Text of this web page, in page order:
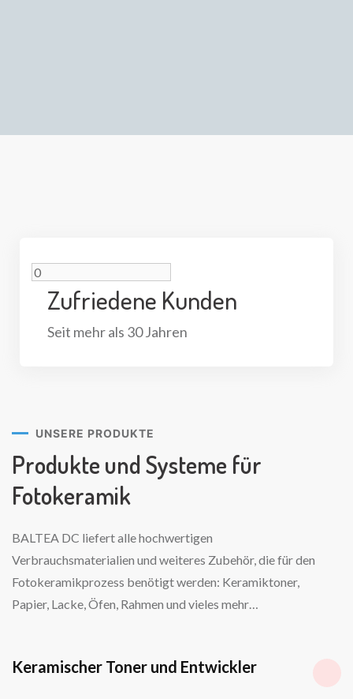
Zufriedene Kunden
Seit mehr als 30 Jahren
UNSERE PRODUKTE
Produkte und Systeme für
Fotokeramik
BALTEA DC liefert alle hochwertigen
Verbrauchsmaterialien und weiteres Zubehör, die für den
Fotokeramikprozess benötigt werden: Keramiktoner,
Papier, Lacke, Öfen, Rahmen und vieles mehr…
Keramischer Toner und Entwickler